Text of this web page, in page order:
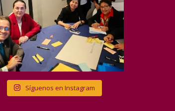
Síguenos en Instagram